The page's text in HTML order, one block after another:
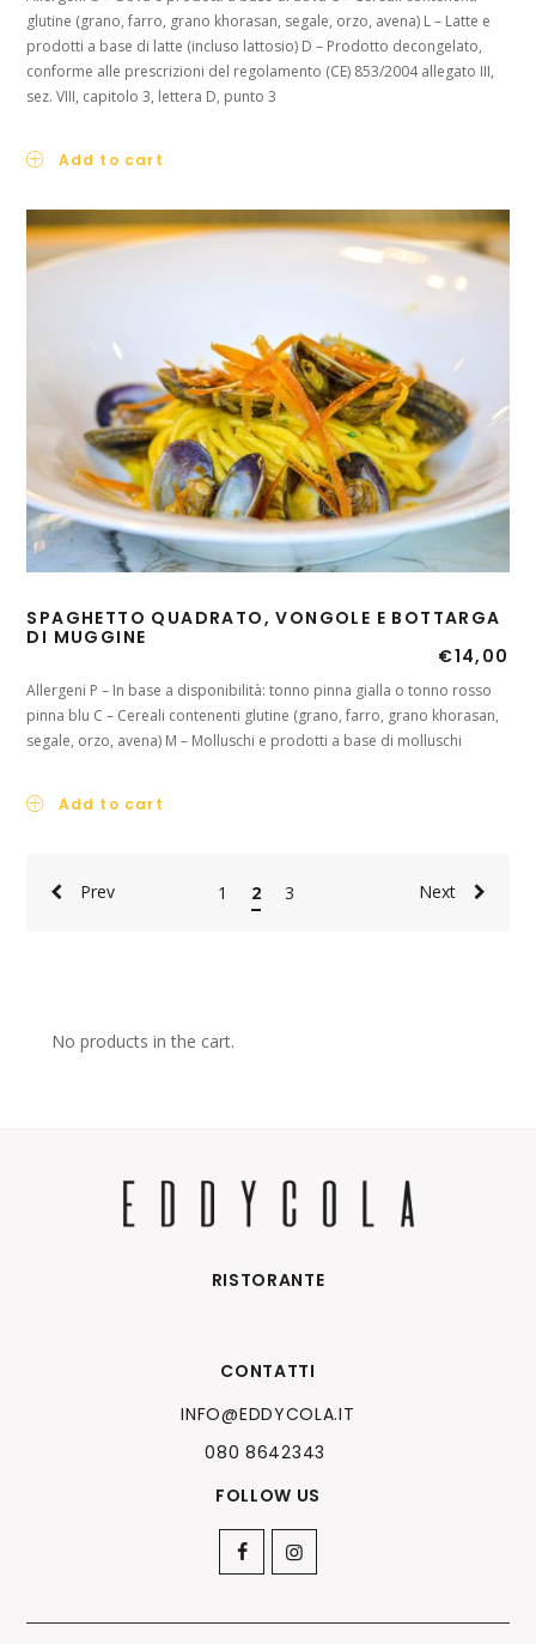
glutine (grano, farro, grano khorasan, segale, orzo, avena) L – Latte e
prodotti a base di latte (incluso lattosio) D – Prodotto decongelato,
conforme alle prescrizioni del regolamento (CE) 853/2004 allegato III,
sez. VIII, capitolo 3, lettera D, punto 3
Add to cart
SPAGHETTO QUADRATO, VONGOLE E BOTTARGA
DI MUGGINE
€14,00
Allergeni P – In base a disponibilità: tonno pinna gialla o tonno rosso
pinna blu C – Cereali contenenti glutine (grano, farro, grano khorasan,
segale, orzo, avena) M – Molluschi e prodotti a base di molluschi
Add to cart
Prev 1 2 3 Next
No products in the cart.
RISTORANTE
CONTATTI
INFO@EDDYCOLA.IT
080 8642343
FOLLOW US